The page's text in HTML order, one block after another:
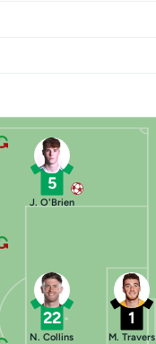
1
M. Travers
22
N. Collins
5
J. O'Brien